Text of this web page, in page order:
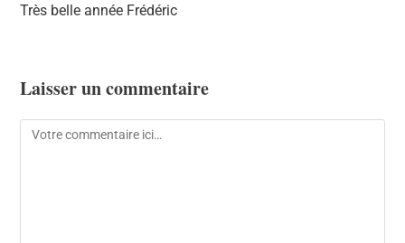
Très belle année Frédéric
Laisser un commentaire